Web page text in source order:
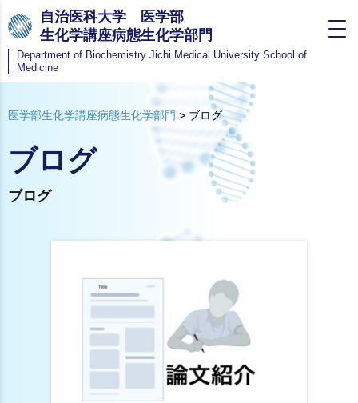
自治医科大学 医学部
生化学講座病態生化学部門
Department of Biochemistry Jichi Medical University School of
Medicine
医学部生化学講座病態生化学部門 > ブログ
ブログ
ブログ